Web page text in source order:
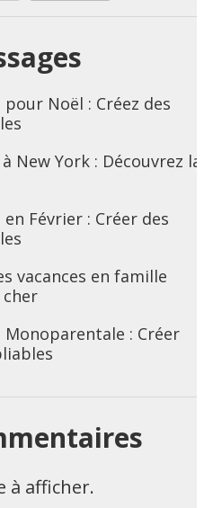
Noël : Créez des
New York : Découvrez la
Février : Créer des
vacances en famille
Monoparentale : Créer
à afficher.